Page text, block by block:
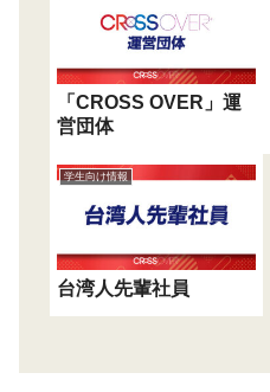
「CROSS OVER」運
営団体
学生向け情報
台湾人先輩社員